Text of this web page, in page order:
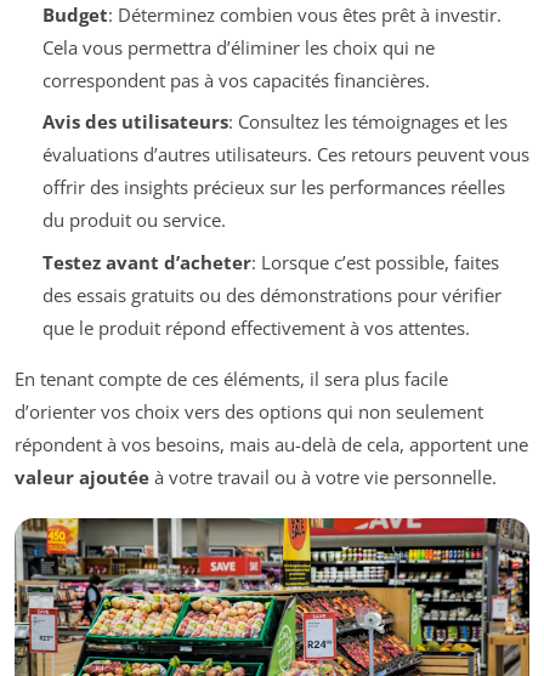
Budget: Déterminez combien vous êtes prêt à investir.
Cela vous permettra d’éliminer les choix qui ne
correspondent pas à vos capacités financières.
Avis des utilisateurs: Consultez les témoignages et les
évaluations d’autres utilisateurs. Ces retours peuvent vous
offrir des insights précieux sur les performances réelles
du produit ou service.
Testez avant d’acheter: Lorsque c’est possible, faites
des essais gratuits ou des démonstrations pour vérifier
que le produit répond effectivement à vos attentes.
En tenant compte de ces éléments, il sera plus facile
d’orienter vos choix vers des options qui non seulement
répondent à vos besoins, mais au-delà de cela, apportent une
valeur ajoutée à votre travail ou à votre vie personnelle.